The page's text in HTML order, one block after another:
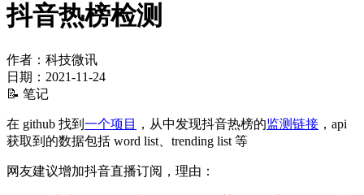
抖音热榜检测
作者：科技微讯
日期： 2021-11-24
📝 笔记
在 github 找到 一个项目 ，从中发现抖音热榜的监测链接 ，api
获取到的数据包括 word list、trending list 等
网友建议增加抖音直播订阅，理由：